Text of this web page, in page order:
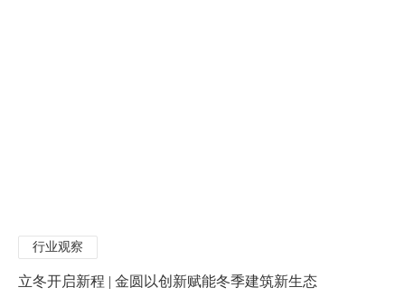
行业观察
立冬开启新程 | 金圆以创新赋能冬季建筑新生态